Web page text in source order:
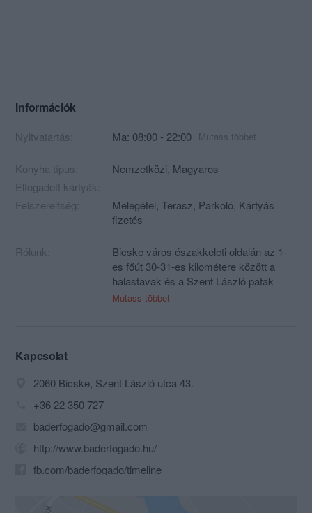
Információk
Nyitvatartás: Ma: 08:00 - 22:00 Mutass többet
Konyha típus: Nemzetközi, Magyaros
Elfogadott kártyák:
Felszereltség:
Melegétel, Terasz, Parkoló, Kártyás
fizetés
Rólunk:
Bicske város északkeleti oldalán az 1-
es főút 30-31-es kilométere között a
halastavak és a Szent László patak
mellett, a Galagonyási szőlőhegy
Mutass többet
Kapcsolat
2060 Bicske, Szent László utca 43.
+36 22 350 727
baderfogado@gmail.com
http://www.baderfogado.hu/
fb.com/baderfogado/timeline